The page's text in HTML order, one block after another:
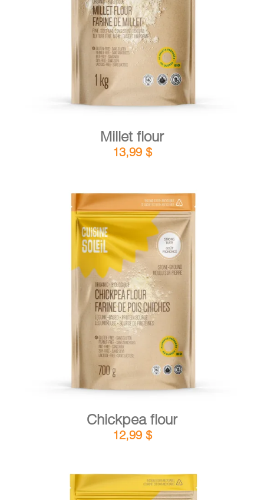
ADD TO CART / DETAILS
Millet flour
13,99 $
ADD TO CART / DETAILS
Chickpea flour
12,99 $